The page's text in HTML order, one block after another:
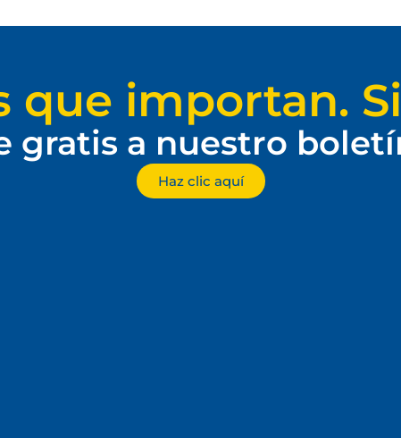
que importan.
gratis a nuestro
Haz clic aquí